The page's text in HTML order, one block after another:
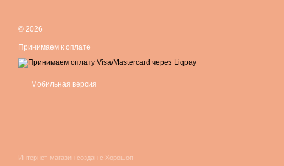
© 2026
Принимаем к оплате
Мобильная версия
Интернет-магазин создан с Хорошоп